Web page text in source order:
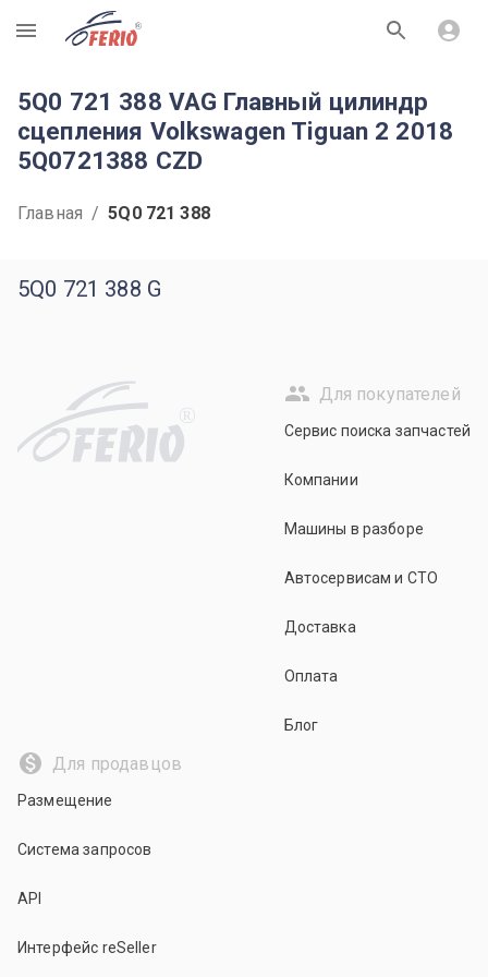
R
5Q0 721 388 VAG Главный цилиндр
сцепления Volkswagen Tiguan 2 2018
5Q0721388 CZD
Главная / 5Q0 721 388
5Q0 721 388 G
R
Для покупателей
Сервис поиска запчастей
Компании
Машины в разборе
Автосервисам и СТО
Доставка
Оплата
Блог
Для продавцов
Размещение
Система запросов
API
Интерфейс reSeller